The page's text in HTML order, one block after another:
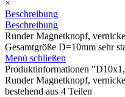
×
Beschreibung
Beschreibung
Runder Magnetknopf,
Gesamtgröße D=10mm sehr
Menü schließen
Produktinformationen
Runder Magnetknopf,
bestehend aus 4 Teilen